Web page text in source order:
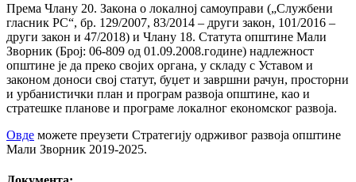
Према Члану 20. Закона о локалној самоуправи („Службени
гласник РС“, бр. 129/2007, 83/2014 – други закон, 101/2016 –
други закон и 47/2018) и Члану 18. Статута општине Мали
Зворник (Број: 06-809 од 01.09.2008.године) надлежност
општине је да преко својих органа, у складу с Уставом и
законом доноси свој статут, буџет и завршни рачун, просторни
и урбанистички план и програм развоја општине, као и
стратешке планове и програме локалног економског развоја.
Овде можете преузети Стратегију одрживог развоја општине
Мали Зворник 2019-2025.